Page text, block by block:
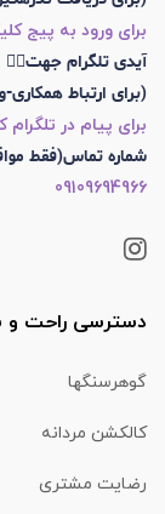
برای ورود به پیج
آیدی تلگرام جهت👇🏼
(برای ارتباط همکاری-
برای پیام در
شماره تماس(فقط
09109694966
دسترسی راحت و
گوهرسنگها
کالکشن مردانه
رضایت مشتری